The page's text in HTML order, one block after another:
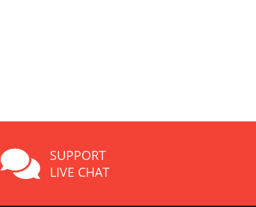
SUPPORT
LIVE CHAT